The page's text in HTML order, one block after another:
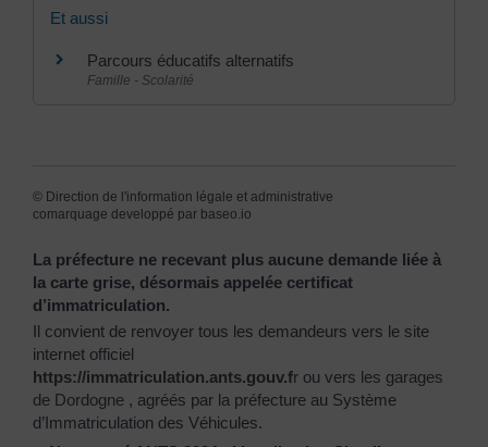
Et aussi
Parcours éducatifs alternatifs
Famille - Scolarité
© Direction de l'information légale et administrative
comarquage developpé par baseo.io
La préfecture ne recevant plus aucune demande liée à
la carte grise, désormais appelée certificat
d’immatriculation.
Il convient de renvoyer tous les demandeurs vers le site
internet officiel
https://immatriculation.ants.gouv.fr ou vers les garages
de Dordogne , agréés par la préfecture au Système
d’Immatriculation des Véhicules.